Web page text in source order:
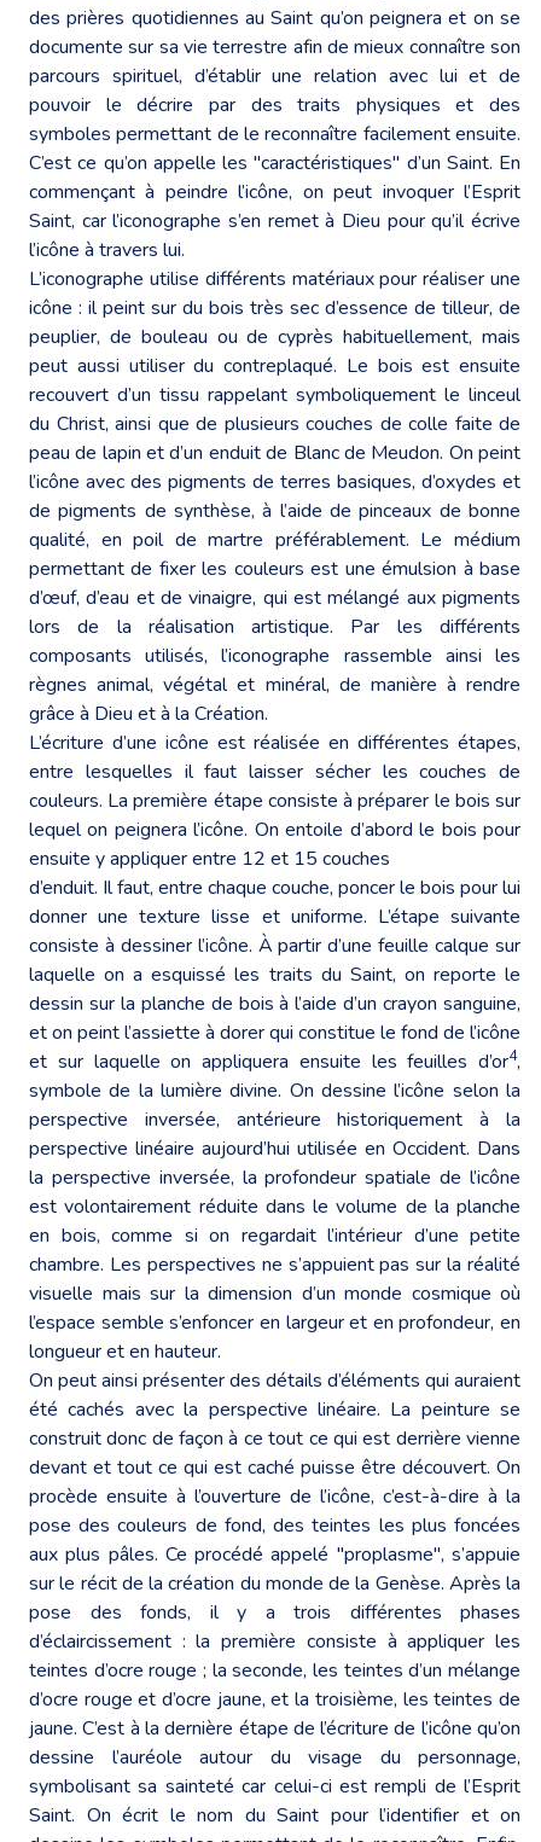
des prières quotidiennes au Saint qu’on peignera et on se
documente sur sa vie terrestre afin de mieux connaître son
parcours spirituel, d’établir une relation avec lui et de
pouvoir le décrire par des traits physiques et des
symboles permettant de le reconnaître facilement ensuite.
C’est ce qu’on appelle les "caractéristiques" d’un Saint. En
commençant à peindre l’icône, on peut invoquer l’Esprit
Saint, car l’iconographe s’en remet à Dieu pour qu’il écrive
l’icône à travers lui.
L’iconographe utilise différents matériaux pour réaliser une
icône : il peint sur du bois très sec d’essence de tilleur, de
peuplier, de bouleau ou de cyprès habituellement, mais
peut aussi utiliser du contreplaqué. Le bois est ensuite
recouvert d’un tissu rappelant symboliquement le linceul
du Christ, ainsi que de plusieurs couches de colle faite de
peau de lapin et d’un enduit de Blanc de Meudon. On peint
l’icône avec des pigments de terres basiques, d’oxydes et
de pigments de synthèse, à l’aide de pinceaux de bonne
qualité, en poil de martre préférablement. Le médium
permettant de fixer les couleurs est une émulsion à base
d’œuf, d’eau et de vinaigre, qui est mélangé aux pigments
lors de la réalisation artistique. Par les différents
composants utilisés, l’iconographe rassemble ainsi les
règnes animal, végétal et minéral, de manière à rendre
grâce à Dieu et à la Création.
L’écriture d’une icône est réalisée en différentes étapes,
entre lesquelles il faut laisser sécher les couches de
couleurs. La première étape consiste à préparer le bois sur
lequel on peignera l’icône. On entoile d’abord le bois pour
ensuite y appliquer entre 12 et 15 couches
d’enduit. Il faut, entre chaque couche, poncer le bois pour lui
donner une texture lisse et uniforme. L’étape suivante
consiste à dessiner l’icône. À partir d’une feuille calque sur
laquelle on a esquissé les traits du Saint, on reporte le
dessin sur la planche de bois à l’aide d’un crayon sanguine,
et on peint l’assiette à dorer qui constitue le fond de l’icône
et sur laquelle on appliquera ensuite les feuilles d’or4,
symbole de la lumière divine. On dessine l’icône selon la
perspective inversée, antérieure historiquement à la
perspective linéaire aujourd’hui utilisée en Occident. Dans
la perspective inversée, la profondeur spatiale de l’icône
est volontairement réduite dans le volume de la planche
en bois, comme si on regardait l’intérieur d’une petite
chambre. Les perspectives ne s’appuient pas sur la réalité
visuelle mais sur la dimension d’un monde cosmique où
l’espace semble s’enfoncer en largeur et en profondeur, en
longueur et en hauteur.
On peut ainsi présenter des détails d’éléments qui auraient
été cachés avec la perspective linéaire. La peinture se
construit donc de façon à ce tout ce qui est derrière vienne
devant et tout ce qui est caché puisse être découvert. On
procède ensuite à l’ouverture de l’icône, c’est-à-dire à la
pose des couleurs de fond, des teintes les plus foncées
aux plus pâles. Ce procédé appelé "proplasme", s’appuie
sur le récit de la création du monde de la Genèse. Après la
pose des fonds, il y a trois différentes phases
d’éclaircissement : la première consiste à appliquer les
teintes d’ocre rouge ; la seconde, les teintes d’un mélange
d’ocre rouge et d’ocre jaune, et la troisième, les teintes de
jaune. C’est à la dernière étape de l’écriture de l’icône qu’on
dessine l’auréole autour du visage du personnage,
symbolisant sa sainteté car celui-ci est rempli de l’Esprit
Saint. On écrit le nom du Saint pour l’identifier et on